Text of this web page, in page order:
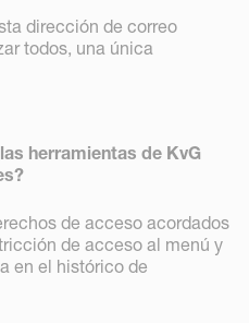
dirección de correo
todos, una única
herramientas de KvG
de acceso acordados
de acceso al menú y
en el histórico de